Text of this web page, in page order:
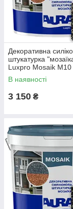
Декоративна
штукатурка
Luxpro Mosaik
S169, 15кг
В наявності
3 150 ₴